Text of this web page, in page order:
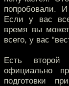
попробовали.
Если у вас
время вы
всего, у вас
Есть второй
официально
подготовки